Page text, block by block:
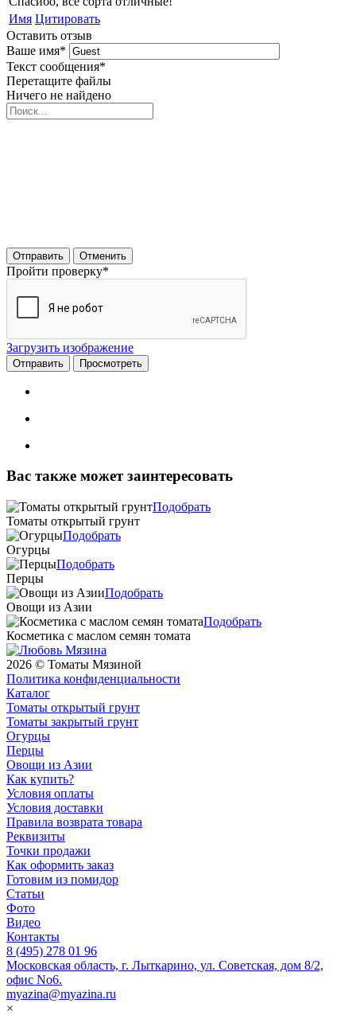
Имя Цитировать
Оставить отзыв
Ваше имя*
Текст сообщения*
Перетащите файлы
Ничего не найдено
Отправить Отменить
Пройти проверку*
Загрузить изображение
Вас также может заинтересовать
Томаты открытый грунт
Подобрать
Огурцы
Подобрать
Перцы
Подобрать
Овощи из Азии
Подобрать
Косметика с маслом семян томата
Подобрать
2026 © Томаты Мязиной
Политика конфиденциальности
Каталог
Томаты открытый грунт
Томаты закрытый грунт
Огурцы
Перцы
Овощи из Азии
Как купить?
Условия оплаты
Условия доставки
Правила возврата товара
Реквизиты
Точки продажи
Как оформить заказ
Готовим из помидор
Статьи
Фото
Видео
Контакты
8 (495) 278 01 96
Московская область, г. Лыткарино, ул. Советская, дом 8/2,
офис No6.
myazina@myazina.ru
×